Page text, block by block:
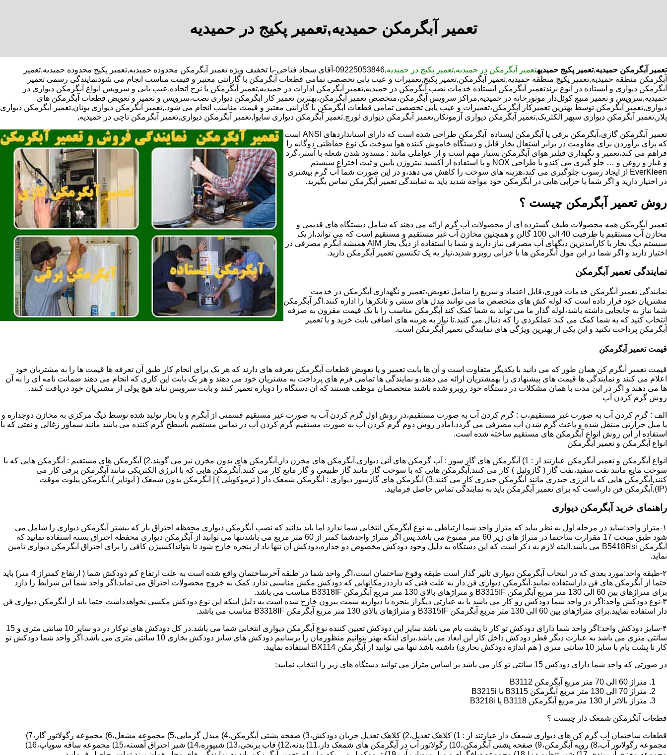
تعمیر آبگرمکن حمیدیه,تعمیر پکیج در حمیدیه
تعمیر آبگرمکن حمیدیه,تعمیر پکیج حمیدیهتعمیر آبگرمکن در حمیدیه,تعمیر پکیج در حمیدیه
,09225053846-آقای سجاد فتاحی-با تخفیف ویژه تعمیر آبگرمکن محدوده حمیدیه,تعمیر پکیج محدوده حمیدیه,تعمیر
آبگرمکن منطقه حمیدیه,تعمیر پکیج منطقه حمیدیه,تعمیر آبگرمکن,تعمیر پکیج,تعمیرات و عیب یابی تخصصی تمامی قطعات آبگرمکن با گارانتی معتبر و قیمت مناسب انجام می شودنمایندگی رسمی تعمیر
آبگرمکن دیواری و ایستاده در انوع برندتعمیر آبگرمکن ایستاده خدمات نصب آبگرمکن در حمیدیه,تعمیر آبگرمکن ادارات در حمیدیه,تعمیر آبگرمکن با نرخ اتحاده,عیب یابی و سرویس انواع آبگرمکن دیواری در
حمیدیه,سرویس و تعمیر منبع کوئل‌دار موتورخانه در حمیدیه,مراکز سرویس آبگرمکن،متخصص تعمیر آبگرمکن،بهترین تعمیر کار ابگرمکن دیواری نصب،سرویس و تعمیر و تعویض قطعات آبگرمکن های
دیواری,تعمیر آبگرمکن توسط بهترین تعمیرکار آبگرمکن،تعمیرات و عیب یابی تخصصی تمامی قطعات آبگرمکن با گارانتی معتبر و قیمت مناسب انجام می شود.,تعمیر آبگرمکن دیواری بوتان,تعمیر آبگرمکن دیواری
پلار,تعمیر آبگرمکن دیواری سپهر الکتریک,تعمیر آبگرمکن دیواری آزمونکار,تعمیر آبگرمکن دیواری لورچ,تعمیر آبگرمکن دیواری سایوا,تعمیر آبگرمکن دیواری,تعمیر آبگرمکن تاچی در حمیدیه,
تعمیر آبگرمکن گازی،آبگرمکن برقی یا آبگرمکن ایستاده ​ آبگرمکن طراحی شده است که دارای استانداردهای ANSI است
که برای برآوردن برای مقاومت در برابر اشتعال بخار قابل و دستگاه خاموش کننده هوا سوخت یک نوع حفاظتی دوگانه را
فراهم می کند،تعمیر و نگهداری فیلتر هوای آبگرمکن بسیار مهم است و از عواملی مانند : مسدود شدن شعله با آستر،گرد
و غبار و روغن و … جلو گیری می کندو با طراحی NOX و با استفاده از اکسید نیتروژن پایین و ثبت اختراع سیستم
EverKleen از ایجاد رسوب جلوگیری می کند،هزینه های سوخت را کاهش می دهد،و در این صورت شما آب گرم بیشتری
در اختیار دارید و اگر شما با خرابی هایی در آبگرمکن خود مواجه شدید باید به نمایندگی تعمیر آبگرمکن تماس بگیرید.
روش تعمیر آبگرمکن چیست ؟
تعمیر آبگرمکن همه محصولات طیف گسترده ای از محصولات آب گرم ارائه می دهند که شامل دیستگاه های قدیمی و
مخازن آب مستقیم با ظرفیت 40 الی 100 گالن و همچنین مخازن آب غیر مستقیم و مستقیم است که می تواند،از یک
سیستم دیگ بخار با کارآمدترین دیگهای آب مصرفی نیاز دارید و شما با استفاده از دیگ بخار AIM همیشه آبگرم مصرفی در
اختیار دارید و اگر شما در این مول آبگرمکن ها با خرابی روبرو شدید،نیاز به یک تکنسین تعمیر آبگرمکن دارید.
نمایندگی تعمیر آبگرمکن
نمایندگی تعمیر آبگرمکن خدمات فوری،قابل اعتماد و سریع را شامل تعویض،تعمیر و نگهداری آبگرمکن در خدمت
مشتریان خود قرار داده است که لوله کش های متخصص ما می توانند مدل های سنتی و تانکرها را اداره کنند.اگر آبگرمکن
شما نیاز به جابجایی داشته باشد،لوله گذار ما می تواند به شما کمک کند آبگرمکن مناسب را با یک قیمت مقرون به صرفه
انتخاب کنید که به شما کمک می کند عملکردی را که دنبال می کنید.تا نیاز به هزینه های اضافی بابت خرید و یا تعمیر
آبگرمکن پرداخت نکنید و این یکی از بهترین ویژگی های نمایندگی تعمیر آبگرمکن است.
قیمت تعمیر آبگرمکن
قیمت تعمیر آبگرم کن همان طور که می دانید با یکدیگر متفاوت است و آن ها بابت تعمیر و یا تعویض قطعات آبگرمکن تعرفه های دارند که هر یک برای انجام کار طبق آن تعرفه ها قیمت ها را به مشتریان خود
اعلام می کنند و نمایندگی ها قیمت های پیشنهادی را بهمشتریان ارائه می دهند،و نمایندگی ها تمامی فرم های پرداخت به مشتریان خود می دهند و هر یک بابت این کاری که انجام می دهند ضمانت نامه ای را به آن
ها می دهند و اگر در این مدت با همان مشکلات در دستگاه خود روبرو شده باشند متخصصان موظف هستند که ان دستگاه را دوباره تعمیر کنند و بابت سرویس نباید هیچ پولی از مشتریان خود دریافت کنند.
روش گرم کردن آب
الف : گرم کردن آب به صورت غیر مستقیم،ب : گرم کردن آب به صورت مستقیم،در روش اول گرم کردن آب به صورت غیر مستقیم قسمتی از آبگرم و یا بخار تولید شده توسط دیگ مرکزی به مخازن دوجداره و
یا مبل حرارتی منتقل شده و باعث گرم شدن آب مصرفی می گردد.امادر روش دوم گرم کردن آب به صورت مستقیم گرم کردن آب در تماس مستقیم باسطح گرم کننده می باشد مانند سماور زغالی و نفتی که با
استفاده از این روش انواع آبگرمکن های مستقیم ساخته شده است.
انواع آبگرمکن و تعمیر آبگرمکن
انواع آبگرمکن و تعمیر آبگرمکن عبارتند از : 1) آبگرمکن های گاز سوز : آب گرمکن های آنی دیواری,آبگرمکن های مخزن دار,آبگرمکن های بدون مخزن نیز می گویند.2) آبگرمکن های مستقیم : آبگرمکن هایی که با
سوخت مایع مانند نفت سفید،نفت گاز ( گازوئیل ) کار می کنند,آبگرمکن هایی که با سوخت گاز مانند گاز طبیعی و گاز مایع کار می کنند,آبگرمکن هایی که با انرژی الکتریکی مانند آبگرمکن برقی کار می
کنند,آبگرمکن هایی که با انرژی حیدری مانند آبگرمکن حیدری کار می کنند.3) آبگرمکن های گازسوز دیواری : آبگرمکن شمعک دار ( ترموکوپلی ) | آبگرمکن بدون شمعک ( آیونایز ),آبگرمکن پیلوت موقت
(IP),آبگرمکن فن دار،است که برای تعمیر آبگرمکن باید به نمایندگی تماس حاصل فرمایید.
راهنمای خرید آبگرمکن دیواری
۱-متراژ واحد:شاید در مرحله اول به نظر بیاید که متراژ واحد شما ارتباطی به نوع آبگرمکن انتخابی شما ندارد اما باید بدانید که نصب آبگرمکن دیواری محفظه احتراق باز که بیشتر آبگرمکن دیواری را شامل می
شود طبق مبحث 17 مقرارت ساختما در متراژ های زیر 60 متر ممنوع می باشد.پس اگر متراژ واحدشما کمتر از 60 متر مربع می باشدتنها می توانید از آبگرمکن دیواری محفظه احتراق بسته استفاده نمایید که
آبگرمکن B5418Rsi می باشد.البته لازم به ذکر است که این دستگاه به دلیل وجود دودکش مخصوص دو جداره،دودکش آن تنها باد از پنجره خارج شود تا بتوانداکسیژن کافی را برای احتراق آبگرمکن دیواری تامین
نماید.
۲-طبقه واحد:مورد بعدی که در انتخاب آبگرمکن دیواری تاثیر گذار است طبقه وقوع ساختمان است،اگر واحد شما در طبقه آخرساختمان واقع شده است به علت ارتفاع کم دودکش شما ( ارتفاع کمتراز 4 متر) باید
حتما از آبگرمکن های فن داراستفاده نمایید.آبگرمکن دیواری فن دار به علت فنی که دارددرمکانهایی که دودکش مکش مناسبی ندارد کمک به خروج محصولات احتراق می نماید.اگر واحد شما این شرایط را دارد
برای متراژهای بین 60 الی 130 متر مربع آبگرمکن B3315IF و متراژهای بالای 130 متر مربع آبگرمکن B3318IF مناسب می باشد.
۳-نوع دودکش واحد:اگر در واحد شما دودکش رو کار می باشد یا به عبارتی دیگراز پنجره یا دیواربه سمت بیرون خارج شده است به دلیل اینکه این نوع دودکش مکشی نخواهدداشت حتما باید از آبگرمکن دیواری فن
دار استفاده نمایید.برای متراژهای بین 60 الی 130 متر مربع آبگرمکن B3315IF و متراژهای بالای 130 متر مربع آبگرمکن B3318IF مناسب می باشد.
۴-سایز دودکش واحد:اگر واحد شما دارای دودکش تو کار تا پشت بام می باشد سایز این دودکش تعیین کننده نوع آبگرمکن دیواری انتخابی شما می باشد.در کل دودکش های توکار در دو سایز 10 سانتی متری و 15
سانتی متری می باشد به عبارت دیگر قطر دودکش داخل کار این ابعاد می باشد.برای اینکه بهتر بتوانیم منظورمان را برسانیم دودکش های سایز دودکش بخاری 10 سانتی متری می باشد.اگر واحد شما دودکش تو
کار تا پشت بام با سایز 10 سانتی متری ( هم اندازه دودکش بخاری) داشته باشد تنها می توانید از آبگرمکن BX114 استفاده نمایید.
در صورتی که واحد شما دارای دودکش 15 سانتی تو کار می باشد بر اساس متراژ می توانید دستگاه های زیر را انتخاب نمایید:
متراژ 60 الی 70 متر مربع آبگرمکن B3112
متراژ 70 الی 130 متر مربع آبگرمکن B3115 یا B3215i
متراژ بالاتر از 130 متر مربع آبگرمکن B3118 یا B3218i
قطعات آبگرمکن شمعک دار چیست ؟
قطعات ساختمان آب گرم کن های دیواری شمعک دار عبارتند از : 1) کلاهک تعدیل،2) کلاهک تعدیل جریان دودکش،3) صفحه پشتی آبگرمکن،4) مبدل گرمایی،5) مجموعه مشعل،6) مجموعه رگولاتور گاز،7)
مجموعه رگولاتور آب،8) رویه آبگرمکن،9) صفحه پشتی آبگرمکن،10) رگولاتور آب در آبگرمکن های شمعک دار،11) بدنه،12) قاب برنجی،13) شیپوره،14) شیر احتراق آهسته،15) مجموعه ساقه سوپاپ،16)